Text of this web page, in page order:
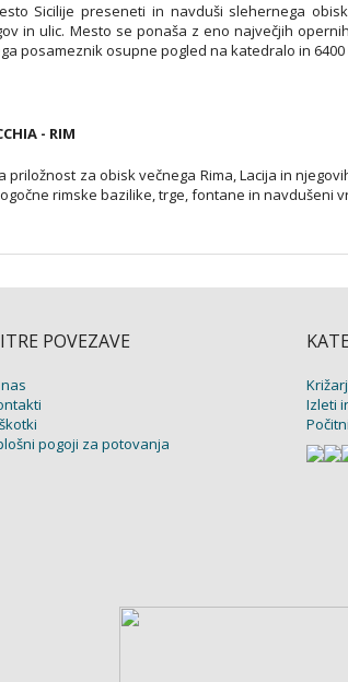
Sicilije preseneti in navduši slehernega
in ulic. Mesto se ponaša z eno največjih
posameznik osupne pogled na katedralo in
- RIM
priložnost za obisk večnega Rima, Lacija in
rimske bazilike, trge, fontane in navdušeni
POVEZAVE
pogoji za potovanja
Izleti